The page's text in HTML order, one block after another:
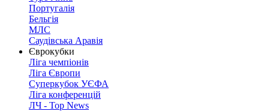
Португалія
Бельгія
МЛС
Саудівська Аравія
Єврокубки
Ліга чемпіонів
Ліга Європи
Суперкубок УЄФА
Ліга конференцій
ЛЧ - Top News